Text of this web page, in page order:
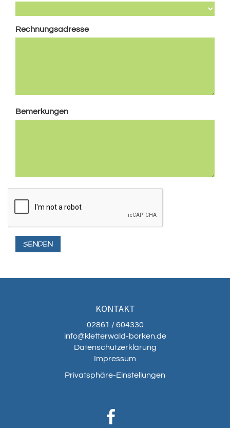
Rechnungsadresse
Bemerkungen
KONTAKT
02861 / 604330
info@kletterwald-borken.de
Datenschutzerklärung
Impressum
Privatsphäre-Einstellungen